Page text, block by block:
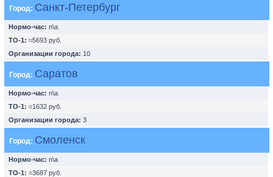
Город: Санкт-Петербург
Нормо-час: n\a
ТО-1: ≈5693 руб.
Организации города: 10
Город: Саратов
Нормо-час: n\a
ТО-1: ≈1632 руб.
Организации города: 3
Город: Смоленск
Нормо-час: n\a
ТО-1: ≈3687 руб.